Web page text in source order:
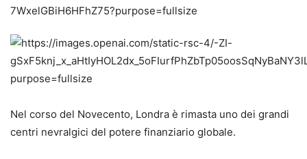
Nel corso del Novecento, Londra è rimasta uno dei grandi
centri nevralgici del potere finanziario globale.